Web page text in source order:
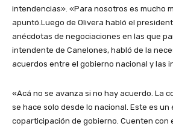
intendencias». «Para nosotros es mucho
apuntó.Luego de Olivera habló el
anécdotas de negociaciones en las que
intendente de Canelones, habló de la
acuerdos entre el gobierno nacional y las
«Acá no se avanza si no hay acuerdo. La
se hace solo desde lo nacional. Este es un
coparticipación de gobierno. Cuenten con